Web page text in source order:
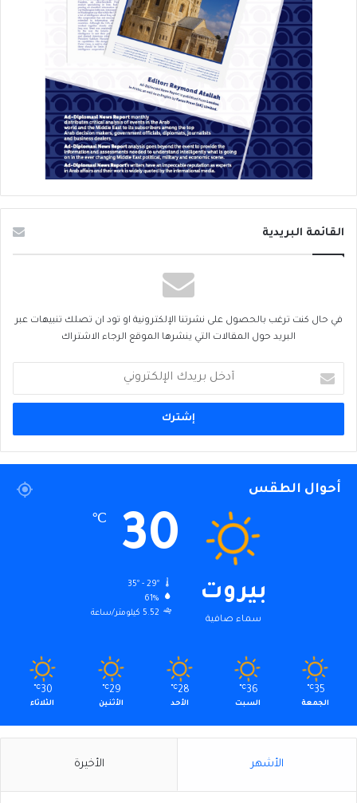
القائمة البريدية
في حال كنت ترغب بالحصول على نشرتنا الإلكترونية او تود ان تصلك تنبيهات عبر
البريد حول المقالات التي ينشرها الموقع الرجاء الاشتراك
بريدك
الإلكتروني
أحوال الطقس
بيروت
سماء صافية
30
℃
35º - 29º
61%
5.52 كيلومتر/ساعة
35
℃
الجمعة
36
℃
السبت
28
℃
الأحد
29
℃
الأثنين
30
℃
الثلاثاء
الأشهر الأخيرة